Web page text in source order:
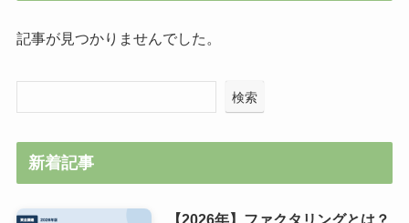
記事が見つかりませんでした。
検索
新着記事
【2026年】ファクタリングとは？